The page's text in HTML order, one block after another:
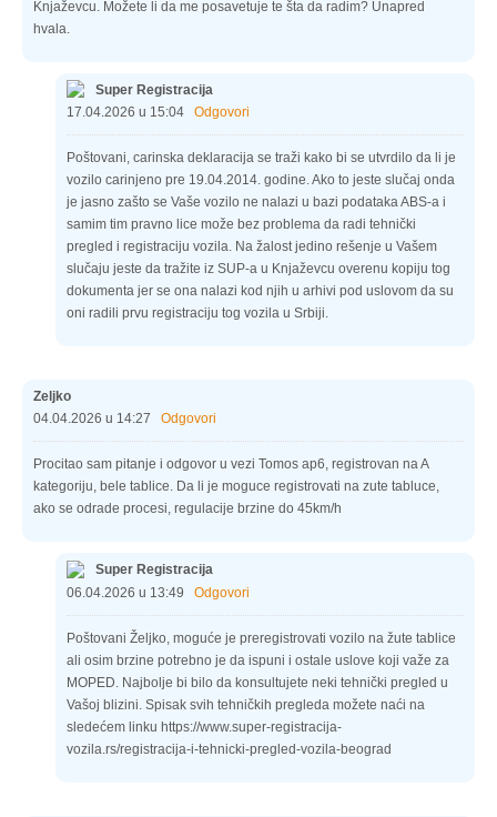
Knjaževcu. Možete li da me posavetuje te šta da radim? Unapred
hvala.
Super Registracija
17.04.2026 u 15:04 Odgovori
Poštovani, carinska deklaracija se traži kako bi se utvrdilo da li je
vozilo carinjeno pre 19.04.2014. godine. Ako to jeste slučaj onda
je jasno zašto se Vaše vozilo ne nalazi u bazi podataka ABS-a i
samim tim pravno lice može bez problema da radi tehnički
pregled i registraciju vozila. Na žalost jedino rešenje u Vašem
slučaju jeste da tražite iz SUP-a u Knjaževcu overenu kopiju tog
dokumenta jer se ona nalazi kod njih u arhivi pod uslovom da su
oni radili prvu registraciju tog vozila u Srbiji.
Zeljko
04.04.2026 u 14:27 Odgovori
Procitao sam pitanje i odgovor u vezi Tomos ap6, registrovan na A
kategoriju, bele tablice. Da li je moguce registrovati na zute tabluce,
ako se odrade procesi, regulacije brzine do 45km/h
Super Registracija
06.04.2026 u 13:49 Odgovori
Poštovani Željko, moguće je preregistrovati vozilo na žute tablice
ali osim brzine potrebno je da ispuni i ostale uslove koji važe za
MOPED. Najbolje bi bilo da konsultujete neki tehnički pregled u
Vašoj blizini. Spisak svih tehničkih pregleda možete naći na
sledećem linku https://www.super-registracija-
vozila.rs/registracija-i-tehnicki-pregled-vozila-beograd